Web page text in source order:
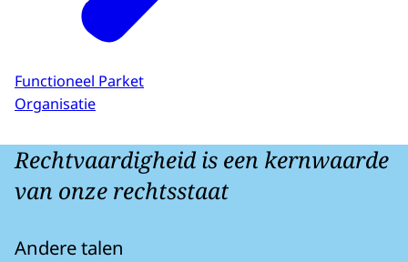
Functioneel Parket
Organisatie
Rechtvaardigheid is een kernwaarde
van onze rechtsstaat
Andere talen